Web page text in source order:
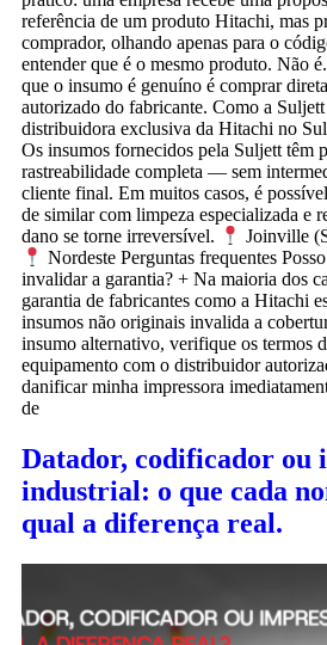
referência de um produto Hitachi, mas
comprador, olhando apenas para o
entender que é o mesmo produto. Não
que o insumo é genuíno é comprar
autorizado do fabricante. Como a
distribuidora exclusiva da Hitachi no
Os insumos fornecidos pela Suljett têm
rastreabilidade completa — sem
cliente final. Em muitos casos, é
de similar com limpeza especializada e
dano se torne irreversível.
Joinville
Nordeste Perguntas frequentes
invalidar a garantia? + Na maioria dos
garantia de fabricantes como a Hitachi
insumos não originais invalida a
insumo alternativo, verifique os termos
equipamento com o distribuidor
danificar minha impressora
de
Datador, codificador ou
industrial: o que cada
qual a diferença real.